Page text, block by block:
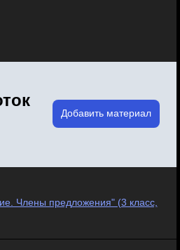
Добавить материал
Члены предложения" (3 класс,